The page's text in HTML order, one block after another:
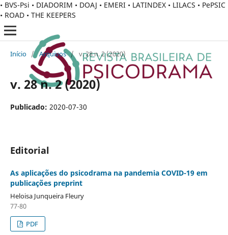
• BVS-Psi • DIADORIM • DOAJ • EMERI • LATINDEX • LILACS • PePSIC
• ROAD • THE KEEPERS
Início / Arquivos / v. 28 n. 2 (2020)
v. 28 n. 2 (2020)
Publicado: 2020-07-30
Editorial
As aplicações do psicodrama na pandemia COVID-19 em
publicações preprint
Heloisa Junqueira Fleury
77-80
PDF